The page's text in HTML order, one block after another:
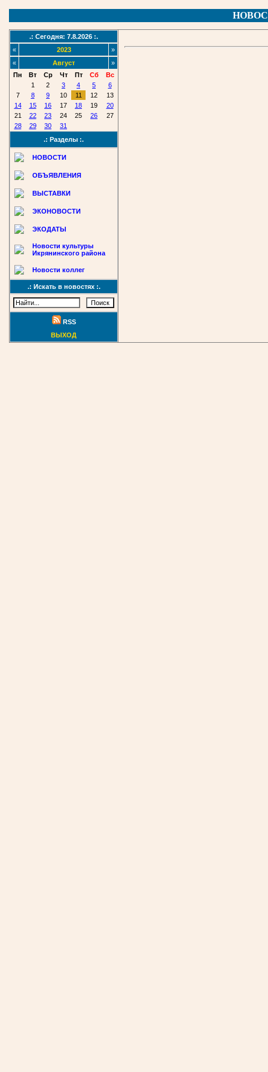
.: Сегодня: 7.8.2026 :.
«
2023
»
«
Август
»
Пн
Вт Ср Чт Пт Сб
Вс
1
2 3 4 5
6
7
8 9 10 11 12
13
14
15 16 17 18 19
20
21
22 23 24 25 26
27
28
29 30
31
.: Разделы :.
НОВОСТИ
ОБЪЯВЛЕНИЯ
ВЫСТАВКИ
ЭКОНОВОСТИ
ЭКОДАТЫ
Новости культуры
Икрянинского района
Новости коллег
.: Искать в новостях :.
RSS
ВЫХОД